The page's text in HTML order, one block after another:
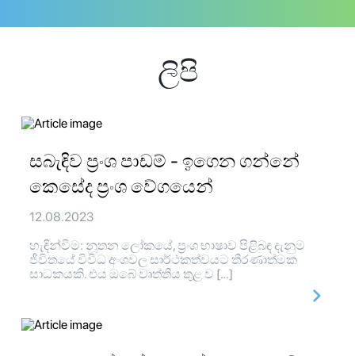
ලිපි
සබැඳිව ප්‍රංශ පාඩම් - ඉගෙන ගන්නේ
කෙසේද ප්‍රංශ වේගයෙන්
12.08.2023
හැඳින්වීම: නූතන ලෝකයේ, ප්‍රංශ භාෂාව පිළිබඳ දැනුම
ජීවිතයේ විවිධ අංශවල සාර්ථකත්වයට තීරණාත්මක
සාධකයකි. එය ඔබේ වෘත්තිය තුළ ව […]